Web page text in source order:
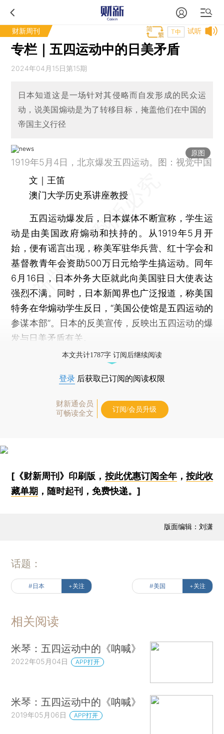
财新周刊 试听
T中
专栏｜五四运动中的日美矛盾
2024年04月15日第15期
日本知道这是一场针对其侵略而自发形成的民众运
动，说美国煽动是为了转移目标，掩盖他们在中国的
帝国主义行径
原图
1919年5月4日，北京爆发五四运动。图：视觉中国
文｜王笛
澳门大学历史系讲座教授
五四运动爆发后，日本媒体不断宣称，学生运
动是由美国政府煽动和扶持的。从1919年5月开
始，便有谣言出现，称美军驻华兵营、红十字会和
基督教青年会资助500万日元给学生搞运动。同年
6月16日，日本外务大臣就此向美国驻日大使表达
强烈不满。同时，日本新闻界也广泛报道，称美国
特务在华煽动学生反日，“美国公使馆是五四运动的
参谋本部”。日本的反美宣传，反映出五四运动的爆
发与日美矛盾有关。
本文共计1787字 订阅后继续阅读
登录 后获取已订阅的阅读权限
财新通会员
可畅读全文
订阅/会员升级
[《财新周刊》印刷版， 按此优惠订阅全年， 按此收
藏单期 ，随时起刊，免费快递。]
版面编辑：刘潇
话题：
#日本 +关注 #美国 +关注
相关阅读
米琴：五四运动中的《呐喊》
2022年05月04日 APP打开
米琴：五四运动中的《呐喊》
2019年05月06日 APP打开